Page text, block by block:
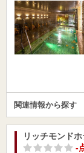
関連情報から探す
リッチモンド
-